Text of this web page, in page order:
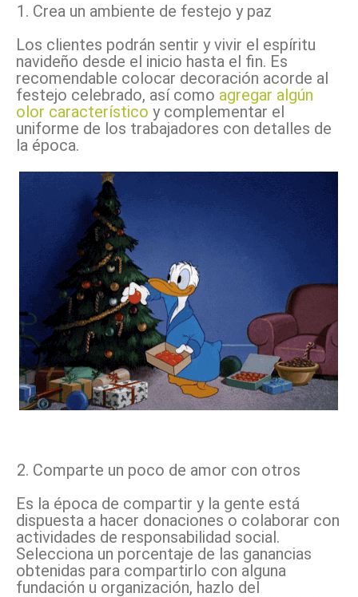
Crea un ambiente de festejo y paz
Los clientes podrán sentir y vivir el espíritu
navideño desde el inicio hasta el fin. Es
recomendable colocar decoración acorde al
festejo celebrado, así como agregar algún
olor característico y complementar el
uniforme de los trabajadores con detalles de
la época.
Comparte un poco de amor con otros
Es la época de compartir y la gente está
dispuesta a hacer donaciones o colaborar con
actividades de responsabilidad social.
Selecciona un porcentaje de las ganancias
obtenidas para compartirlo con alguna
fundación u organización, hazlo del